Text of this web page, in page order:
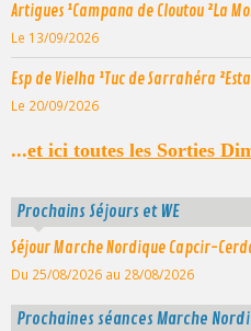
Artigues ¹Campana de Cloutou ²La
Le 13/09/2026
Esp de Vielha ¹Tuc de Sarrahéra
Le 20/09/2026
...et ici toutes les Sorties
Prochains Séjours et WE
Séjour Marche Nordique Capcir-
Du 25/08/2026 au 28/08/2026
Prochaines séances Marche